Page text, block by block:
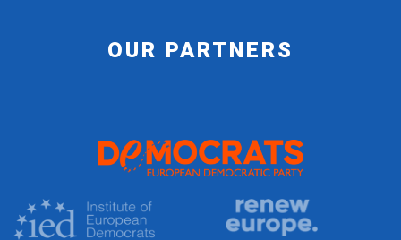
OUR PARTNERS